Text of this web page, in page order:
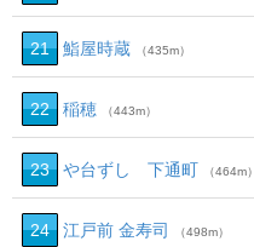
21 鮨屋時蔵 （435m）
22 稲穂 （443m）
23 や台ずし 下通町 （464m）
24 江戸前 金寿司 （498m）